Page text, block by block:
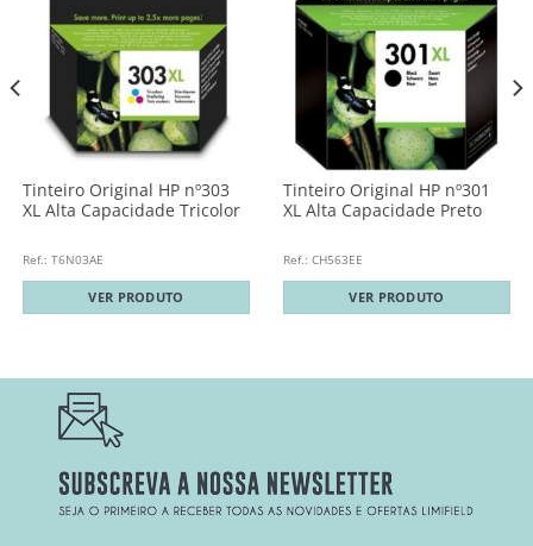
Tinteiro Original HP nº303
XL Alta Capacidade Tricolor
Ref.: T6N03AE
VER PRODUTO
Tinteiro Original HP nº301
XL Alta Capacidade Preto
Ref.: CH563EE
VER PRODUTO